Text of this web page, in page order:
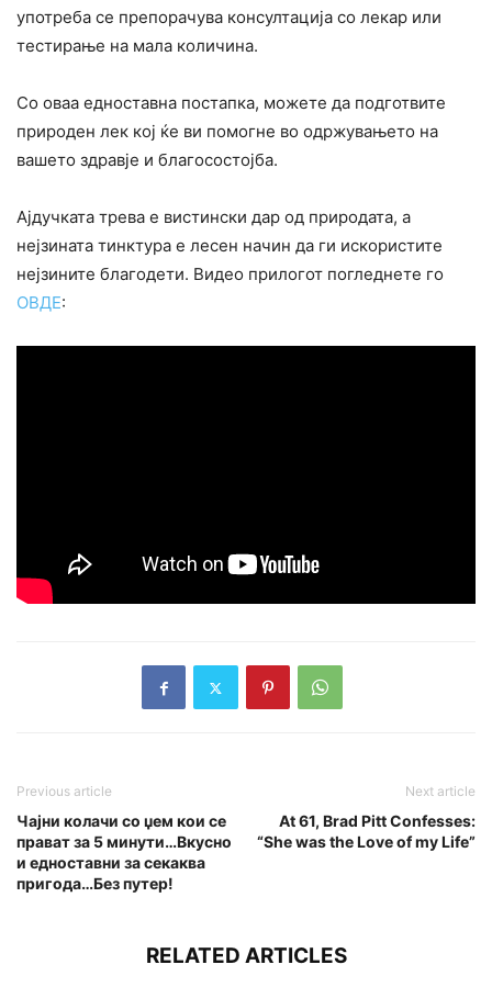
употреба се препорачува консултација со лекар или
тестирање на мала количина.
Со оваа едноставна постапка, можете да подготвите
природен лек кој ќе ви помогне во одржувањето на
вашето здравје и благосостојба.
Ајдучката трева е вистински дар од природата, а
нејзината тинктура е лесен начин да ги искористите
нејзините благодети. Видео прилогот погледнете го
ОВДЕ:
Previous article
Чајни колачи со џем кои се
прават за 5 минути…Вкусно
и едноставни за секаква
пригода…Без путер!
Next article
At 61, Brad Pitt Confesses:
“She was the Love of my Life”
RELATED ARTICLES